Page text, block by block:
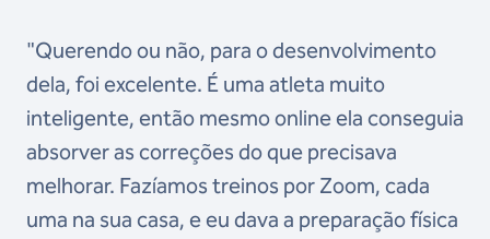
"Querendo ou não, para o desenvolvimento
dela, foi excelente. É uma atleta muito
inteligente, então mesmo online ela conseguia
absorver as correções do que precisava
melhorar. Fazíamos treinos por Zoom, cada
uma na sua casa, e eu dava a preparação física